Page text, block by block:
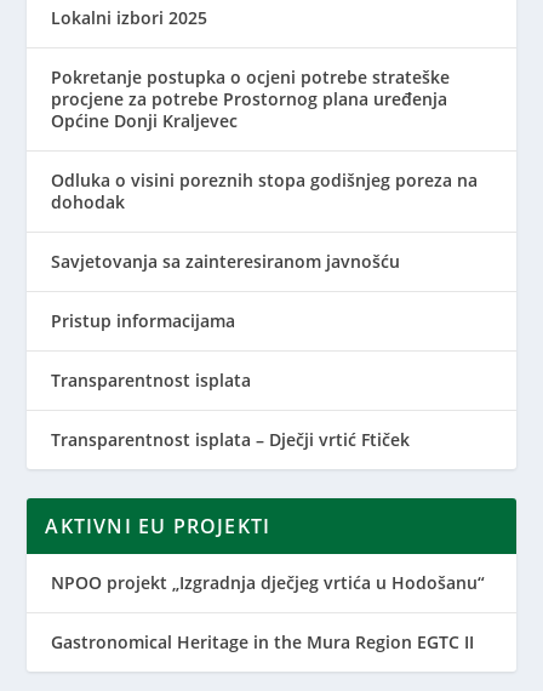
Lokalni izbori 2025
Pokretanje postupka o ocjeni potrebe strateške
procjene za potrebe Prostornog plana uređenja
Općine Donji Kraljevec
Odluka o visini poreznih stopa godišnjeg poreza na
dohodak
Savjetovanja sa zainteresiranom javnošću
Pristup informacijama
Transparentnost isplata
Transparentnost isplata – Dječji vrtić Ftiček
AKTIVNI EU PROJEKTI
NPOO projekt „Izgradnja dječjeg vrtića u Hodošanu“
Gastronomical Heritage in the Mura Region EGTC II